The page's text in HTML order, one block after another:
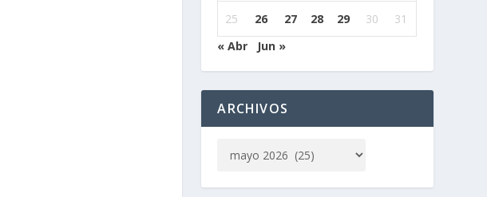
25 26 27 28 29 30
31
« Abr
Jun »
ARCHIVOS